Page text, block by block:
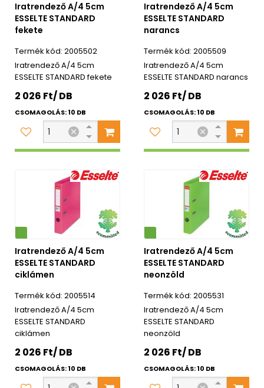
Iratrendező A/4 5cm
ESSELTE STANDARD
fekete
2005502
Iratrendező A/4 5cm
ESSELTE STANDARD fekete
2 026 Ft/ DB
CSOMAGOLÁS: 10 DB
Iratrendező A/4 5cm
ESSELTE STANDARD
narancs
2005509
Iratrendező A/4 5cm
ESSELTE STANDARD narancs
2 026 Ft/ DB
CSOMAGOLÁS: 10 DB
Iratrendező A/4 5cm
ESSELTE STANDARD
ciklámen
2005514
Iratrendező A/4 5cm
ESSELTE STANDARD
ciklámen
2 026 Ft/ DB
CSOMAGOLÁS: 10 DB
Környezetbarát
Iratrendező A/4 5cm
ESSELTE STANDARD
neonzöld
2005531
Iratrendező A/4 5cm
ESSELTE STANDARD
neonzöld
2 026 Ft/ DB
CSOMAGOLÁS: 10 DB